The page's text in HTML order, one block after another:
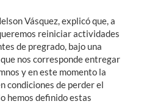
Vásquez, explicó que, a
reiniciar actividades
de pregrado, bajo una
nos corresponde entregar
y en este momento la
condiciones de perder el
hemos definido estas